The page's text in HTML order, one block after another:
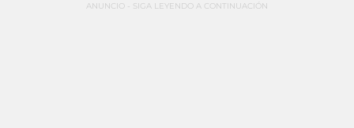
ANUNCIO - SIGA LEYENDO A CONTINUACIÓN